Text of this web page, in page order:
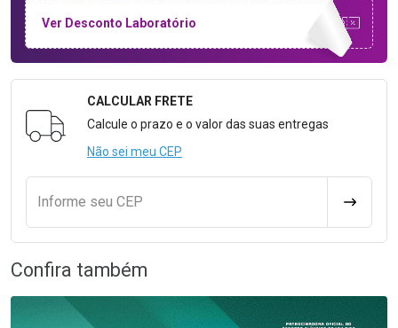
Ver Desconto Laboratório
Formulário para Calcular o Frete
CALCULAR FRETE
Calcule o prazo e o valor das suas entregas
Não sei meu CEP
Informe seu CEP
Confira também